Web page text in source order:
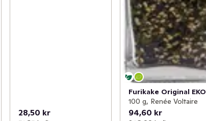
28,50 kr
Furikake Original EKO
100 g, Renée Voltaire
94,60 kr